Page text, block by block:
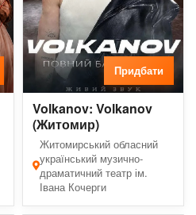
Придбати
Volkanov: Volkanov
(Житомир)
Житомирський обласний
український музично-
драматичний театр ім.
Івана Кочерги